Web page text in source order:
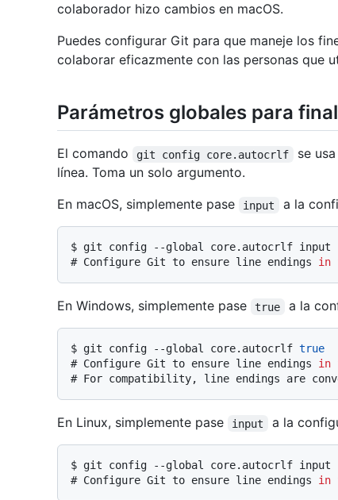
colaborador hizo cambios en macOS.
Puedes configurar Git para que maneje los
colaborar eficazmente con las personas que
Parámetros globales para
El comando git config core.autocrlf
se
línea. Toma un solo argumento.
En macOS, simplemente pase
input a la
$ git config --global core.autocrlf input
# Configure Git to ensure line endings in
En Windows, simplemente pase true a la
$ git config --global core.autocrlf true
# Configure Git to ensure line endings in
# For compatibility, line endings are
En Linux, simplemente pase input a la
$ git config --global core.autocrlf input
# Configure Git to ensure line endings in